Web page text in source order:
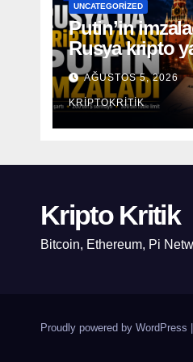
UNCATEGORIZED
Putin’in
Rusya kripto
kapsamı
AĞUSTOS 5, 2026
KRIPTOKRITIK
Kripto Kritik
Bitcoin, Ethereum, Pi
Proudly powered by WordPress